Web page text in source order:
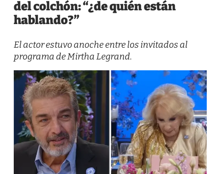
del colchón: “¿de quién están
hablando?”
El actor estuvo anoche entre los invitados al
programa de Mirtha Legrand.